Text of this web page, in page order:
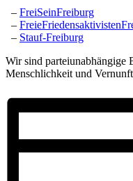
– FreiSeinFreiburg
–
– Stauf-Freiburg
Wir sind parteiunabhängige
Menschlichkeit und Vernunft